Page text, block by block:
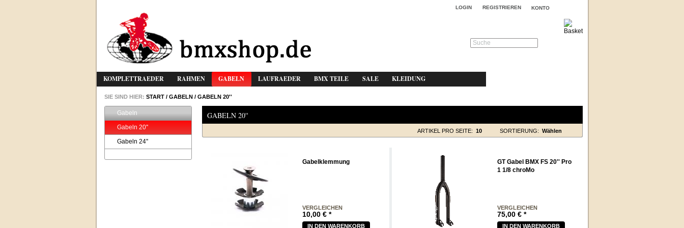
KONTO
LOGIN REGISTRIEREN
KOMPLETTRAEDER RAHMEN GABELN LAUFRAEDER BMX TEILE SALE KLEIDUNG
Suche
SIE SIND HIER: START/ GABELN/ GABELN 20''
Gabeln
Gabeln 20''
Gabeln 24''
GABELN 20''
SORTIERUNG: Wählen
ARTIKEL PRO SEITE: 10
Gabelklemmung
VERGLEICHEN
10,00€ *
IN DEN WARENKORB
GT Gabel BMX FS 20'' Pro
1 1/8 chroMo
VERGLEICHEN
75,00€ *
IN DEN WARENKORB